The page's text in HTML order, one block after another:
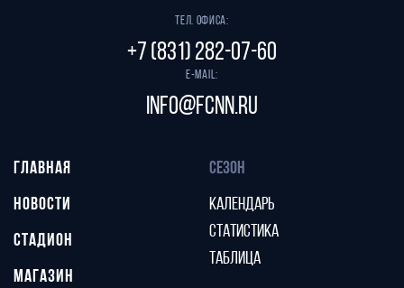
Тел. офиса:
+7 (831) 282-07-60
E-mail:
info@fcnn.ru
ГЛАВНАЯ
НОВОСТИ
СТАДИОН
МАГАЗИН
СЕЗОН
КАЛЕНДАРЬ
СТАТИСТИКА
ТАБЛИЦА